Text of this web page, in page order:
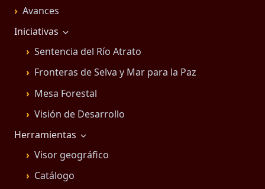
Avances
Iniciativas
Sentencia del Río Atrato
Fronteras de Selva y Mar para la Paz
Mesa Forestal
Visión de Desarrollo
Herramientas
Visor geográfico
Catálogo